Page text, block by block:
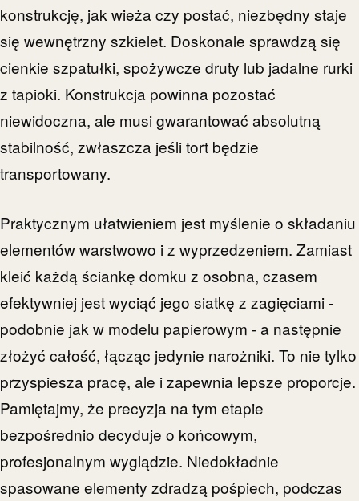
konstrukcję, jak wieża czy postać, niezbędny staje
się wewnętrzny szkielet. Doskonale sprawdzą się
cienkie szpatułki, spożywcze druty lub jadalne rurki
z tapioki. Konstrukcja powinna pozostać
niewidoczna, ale musi gwarantować absolutną
stabilność, zwłaszcza jeśli tort będzie
transportowany.
Praktycznym ułatwieniem jest myślenie o składaniu
elementów warstwowo i z wyprzedzeniem. Zamiast
kleić każdą ściankę domku z osobna, czasem
efektywniej jest wyciąć jego siatkę z zagięciami -
podobnie jak w modelu papierowym - a następnie
złożyć całość, łącząc jedynie narożniki. To nie tylko
przyspiesza pracę, ale i zapewnia lepsze proporcje.
Pamiętajmy, że precyzja na tym etapie
bezpośrednio decyduje o końcowym,
profesjonalnym wyglądzie. Niedokładnie
spasowane elementy zdradzą pośpiech, podczas